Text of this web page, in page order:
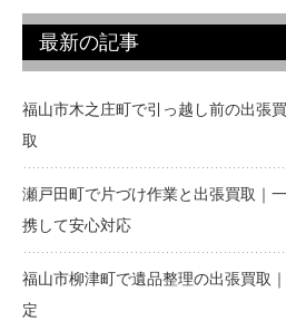
最新の記事
福山市木之庄町で引っ越し前の出張
取
瀬戸田町で片づけ作業と出張買取｜
携して安心対応
福山市柳津町で遺品整理の出張買取
定